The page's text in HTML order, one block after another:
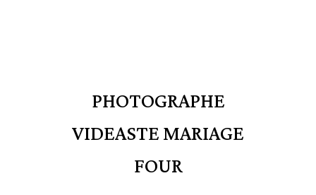
PHOTOGRAPHE
VIDEASTE MARIAGE
FOUR